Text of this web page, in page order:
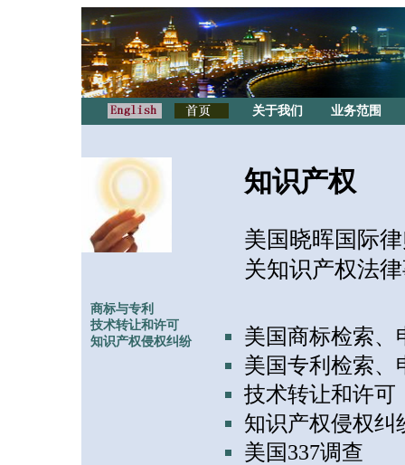
关于我们 业务范围
商标与专利
技术转让和许可
知识产权侵权纠纷
知识产权
美国晓晖国际
关知识产权法
美国商标检索、
美国专利检索、
技术转让和许可
知识产权侵权纠
美国337调查